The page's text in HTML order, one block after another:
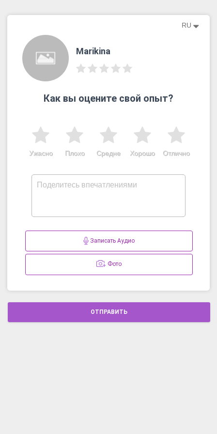
RU
Marikina
Как вы оцените свой опыт?
Отлично
Хорошо
Средне
Плохо
Ужасно
Записать Аудио
Фото
ОТПРАВИТЬ